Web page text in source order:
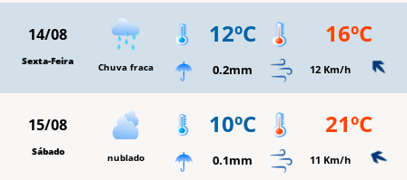
14/08
Sexta-Feira Chuva fraca
12ºC 16ºC
0.2mm 12 Km/h
15/08
Sábado nublado
10ºC 21ºC
0.1mm 11 Km/h